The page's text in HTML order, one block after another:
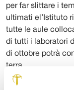
per far slittare i
ultimati el’Istituto
tutte le aule
di tutti i laboratori
di ottobre potrà
terra.
Nei mesi scorsi la